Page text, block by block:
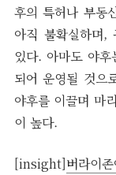
후의 특허나 부동
아직 불확실하며
있다. 아마도 야
되어 운영될 것으
야후를 이끌며 마
이 높다.
[insight]버라이